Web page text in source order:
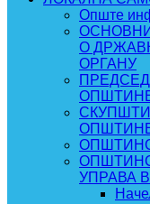
Опште
О
ОРГАНУ
УПРАВА